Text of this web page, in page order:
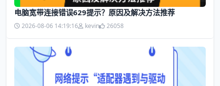
电脑宽带连接错误629提示？原因及解决方法推荐
2026-08-06 14:19:16 kevin 26058